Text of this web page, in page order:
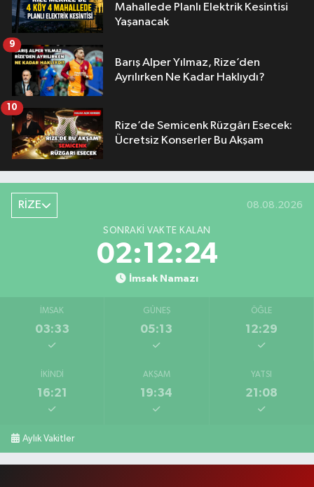
Mahallede Planlı Elektrik Kesintisi
Yaşanacak
Barış Alper Yılmaz, Rize’den
Ayrılırken Ne Kadar Haklıydı?
9
Rize’de Semicenk Rüzgârı Esecek:
Ücretsiz Konserler Bu Akşam
10
RİZE 08.08.2026
SONRAKI VAKTE KALAN
02:12:23
İmsak Namazı
İMSAK
03:33
GÜNEŞ
05:13
ÖĞLE
12:29
İKINDI
16:21
AKŞAM
19:34
YATSI
21:08
Aylık Vakitler